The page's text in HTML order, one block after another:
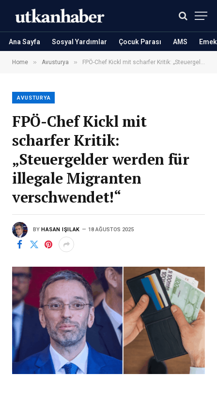
Ana Sayfa Sosyal Yardımlar Çocuk Parası AMS
Home » Avusturya » FPÖ-Chef Kickl mit scharfer Kritik: „Steuergelder werden für illegale Migranten verschwendet!“
AVUSTURYA
FPÖ-Chef Kickl mit
scharfer Kritik:
„Steuergelder werden für
illegale Migranten
verschwendet!“
BY HASAN IŞILAK 18 AĞUSTOS 2025